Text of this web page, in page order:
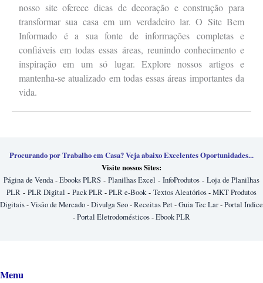
nosso site oferece dicas de decoração e construção para
transformar sua casa em um verdadeiro lar. O Site Bem
Informado é a sua fonte de informações completas e
confiáveis em todas essas áreas, reunindo conhecimento e
inspiração em um só lugar. Explore nossos artigos e
mantenha-se atualizado em todas essas áreas importantes da
vida.
Procurando por Trabalho em Casa? Veja abaixo Excelentes Oportunidades...
Visite nossos Sites:
Página de Venda-Ebooks PLRS - Planilhas Excel - InfoProdutos - Loja de Planilhas
PLR - PLR Digital - Pack PLR-PLR e-Book- Textos Aleatórios-MKT Produtos
Digitais-Visão de Mercado-Divulga Seo-Receitas Pet-Guia Tec Lar-Portal Índice
-Portal Eletrodomésticos-Ebook PLR
Menu